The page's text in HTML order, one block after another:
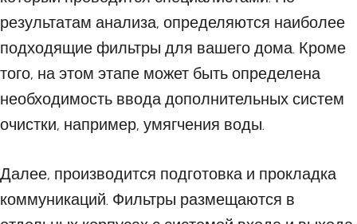
результатам анализа, определяются наиболее
подходящие фильтры для вашего дома. Кроме
того, на этом этапе может быть определена
необходимость ввода дополнительных систем
очистки, например, умягчения воды.
Далее, производится подготовка и прокладка
коммуникаций. Фильтры размещаются в